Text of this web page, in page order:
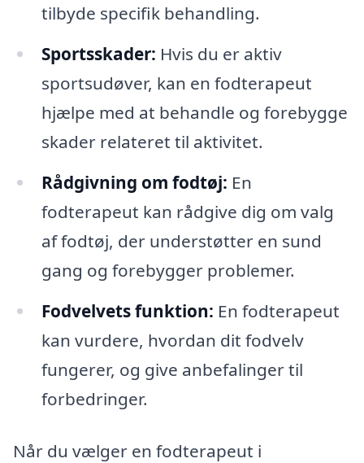
tilbyde specifik behandling.
Sportsskader: Hvis du er aktiv
sportsudøver, kan en fodterapeut
hjælpe med at behandle og forebygge
skader relateret til aktivitet.
Rådgivning om fodtøj: En
fodterapeut kan rådgive dig om valg
af fodtøj, der understøtter en sund
gang og forebygger problemer.
Fodvelvets funktion: En fodterapeut
kan vurdere, hvordan dit fodvelv
fungerer, og give anbefalinger til
forbedringer.
Når du vælger en fodterapeut i